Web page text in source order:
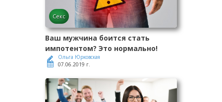
Секс
Ваш мужчина боится стать
импотентом? Это нормально!
Ольга Юрковская
07.06.2019 г.